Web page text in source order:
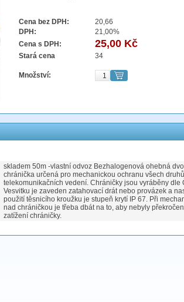
Cena bez DPH:
20,66
DPH:
21,00%
Cena s DPH:
25,00 Kč
Stará cena 34
Množství:
skladem 50m -vlastní odvoz Bezhalogenová ohebná
chránička určená pro mechanickou ochranu všech
telekomunikačních vedení. Chráničky jsou vyráběny dle
Vesvitku je zaveden zatahovací drát nebo provázek a
použití těsnicího kroužku je stupeň krytí IP 67. Při
nad chráničkou je třeba dbát na to, aby nebyly
zatížení chráničky.